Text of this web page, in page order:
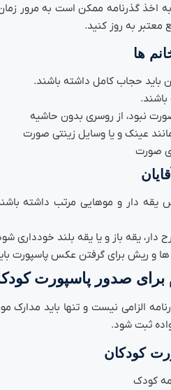
اخذ گذرنامه ممکن است به مرور
معتبر به روز کنید.
ها
نبود، از روسری بدون حاشیه
عینک و یا وسایل زینتی صورت
صورت
یقه دار و موهایی مرتب داشته
یقه باز و یا یقه بلند خودداری
ها و ریش برای گرفتن عکس پاسپورت
صدور پاسپورت
الزامی نیست و تنها باید مدارک
ثبت شود.
کودکان
کودک